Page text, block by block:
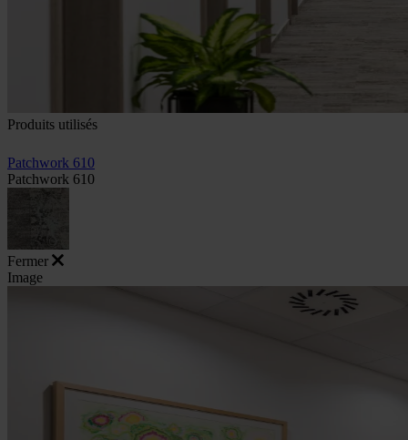
Produits utilisés
Patchwork 610
Patchwork 610
Fermer
Image